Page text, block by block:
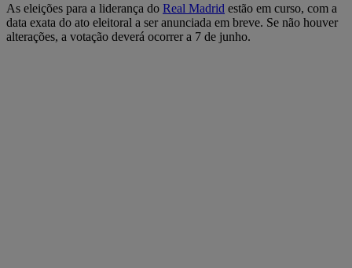
As eleições para a liderança do Real Madrid estão em curso, com a
data exata do ato eleitoral a ser anunciada em breve. Se não houver
alterações, a votação deverá ocorrer a 7 de junho.